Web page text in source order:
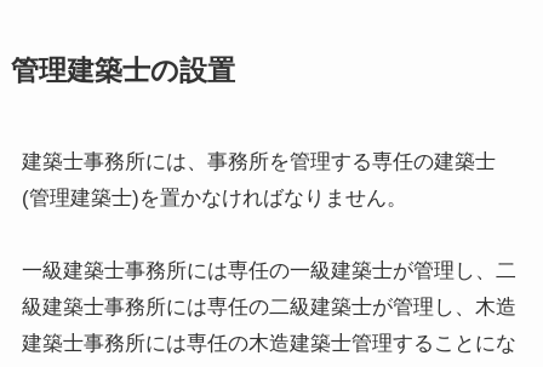
管理建築士の設置
建築士事務所には、事務所を管理する専任の建築士
(管理建築士)を置かなければなりません。
一級建築士事務所には専任の一級建築士が管理し、二
級建築士事務所には専任の二級建築士が管理し、木造
建築士事務所には専任の木造建築士管理することにな